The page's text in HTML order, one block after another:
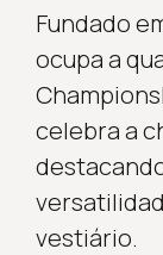
Fundado
ocupa a
celebra a
vestiário.